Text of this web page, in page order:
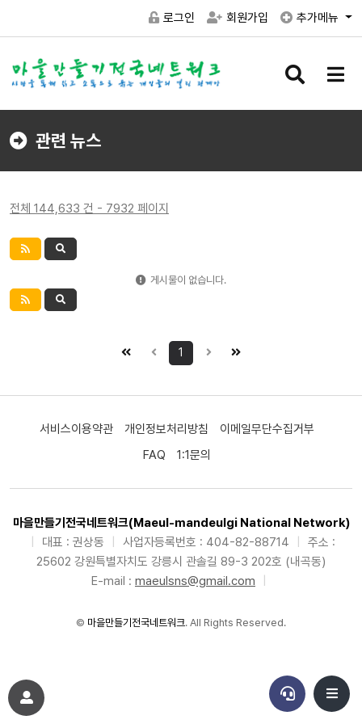
로그인 회원가입 추가메뉴
검
버
메
버
관련 뉴스
전체 144,633 건 - 7932 페이지
게시물이 없습니다.
1
서비스이용약관 개인정보처리방침
이메일무단수집거부
FAQ
1:1문의
마을만들기전국네트워크(Maeul-mandeulgi National Network)
대표 : 권상동 사업자등록번호 : 404-82-88714
주소 :
25602 강원특별자치도 강릉시 관솔길 89-3 202호 (내곡동)
E-mail : maeulsns@gmail.com
© 마을만들기전국네트워크. All Rights Reserved.